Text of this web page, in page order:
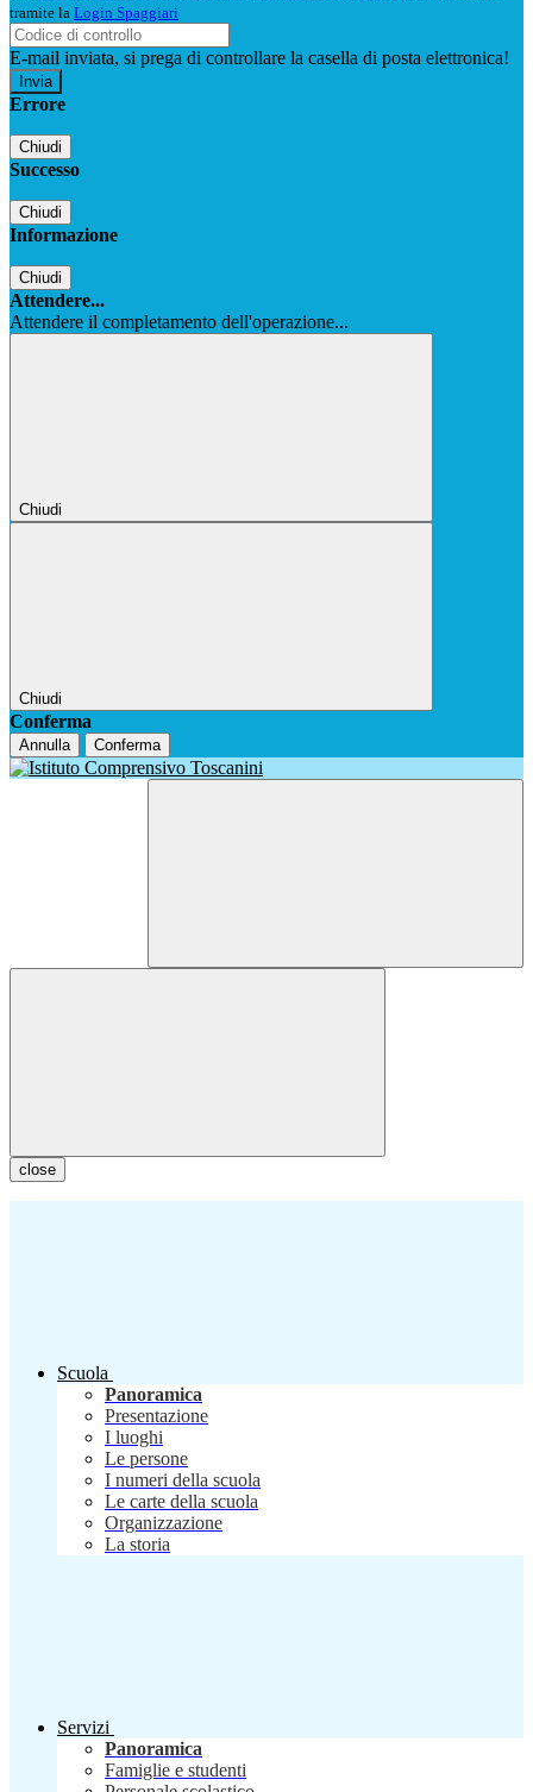
tramite la Login Spaggiari
E-mail inviata, si prega di controllare la casella di posta elettronica!
Errore
Chiudi
Successo
Chiudi
Informazione
Chiudi
Attendere...
Attendere il completamento dell'operazione...
Chiudi
Chiudi
Conferma
Annulla Conferma
close
Scuola
Panoramica
Presentazione
I luoghi
Le persone
I numeri della scuola
Le carte della scuola
Organizzazione
La storia
Servizi
Panoramica
Famiglie e studenti